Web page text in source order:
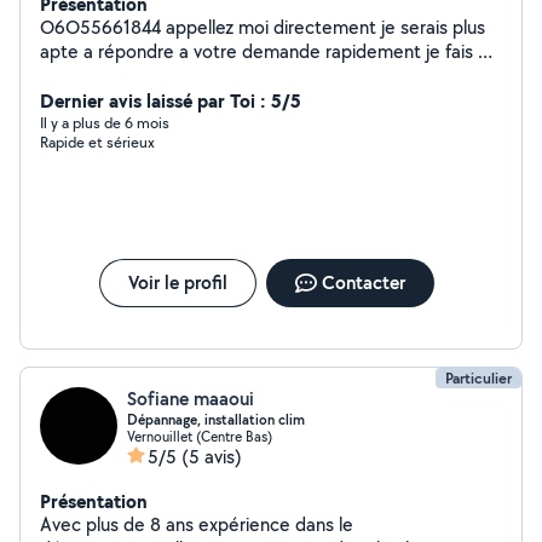
O6O55661844 appellez moi directement je serais plus
apte a répondre a votre demande rapidement je fais de
compétences autant dans le bâtiment que dans l
automobile je dispose de pas mal de matériels
professionnels
Dernier avis laissé par Toi : 5/5
Il y a plus de 6 mois
Rapide et sérieux
Voir le profil Contacter
Particulier
Sofiane maaoui
Dépannage, installation clim
Vernouillet (Centre Bas)
5/5 (5 avis)
Présentation
Avec plus de 8 ans expérience dans le